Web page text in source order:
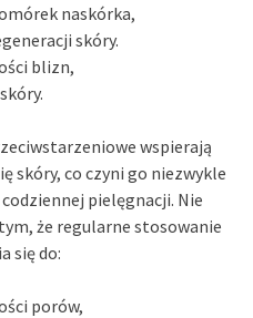
naskórka,
skóry.
blizn,
wspierają
skóry, co czyni go niezwykle
pielęgnacji. Nie
że regularne stosowanie
się do:
porów,